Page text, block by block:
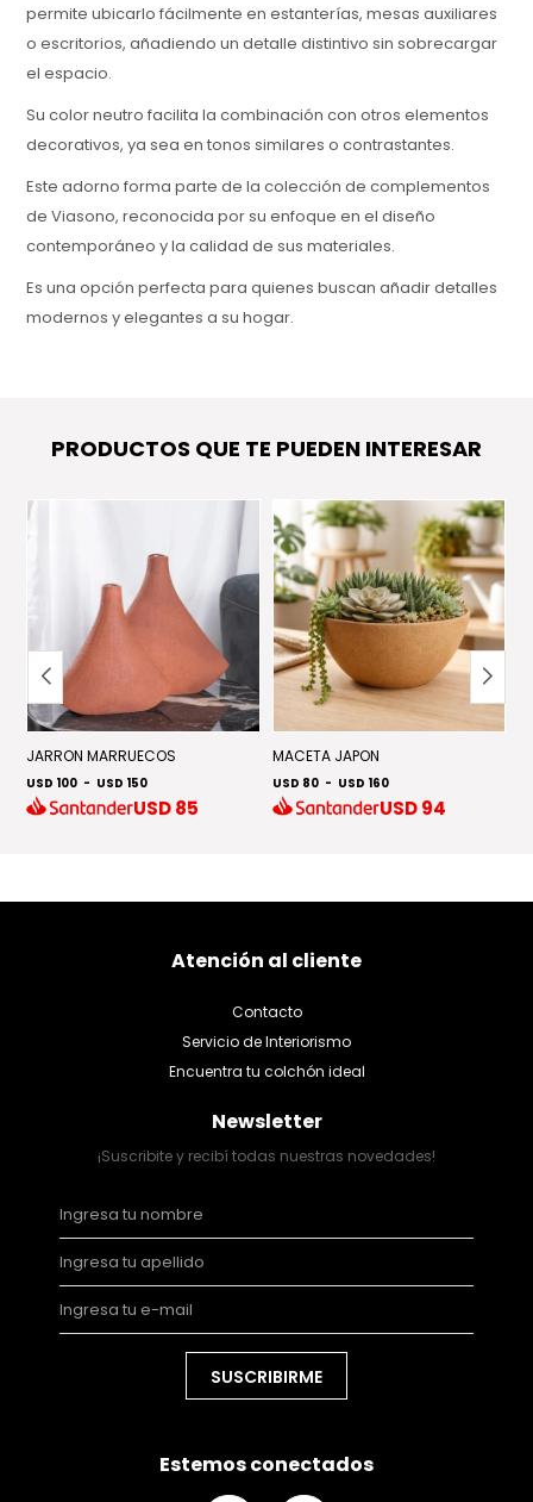
permite ubicarlo fácilmente en estanterías, mesas auxiliares
o escritorios, añadiendo un detalle distintivo sin sobrecargar
el espacio.
Su color neutro facilita la combinación con otros elementos
decorativos, ya sea en tonos similares o contrastantes.
Este adorno forma parte de la colección de complementos
de Viasono, reconocida por su enfoque en el diseño
contemporáneo y la calidad de sus materiales.
Es una opción perfecta para quienes buscan añadir detalles
modernos y elegantes a su hogar.
PRODUCTOS QUE TE PUEDEN INTERESAR
JARRON MARRUECOS
USD 100 - USD 150
USD85
MACETA JAPON
USD 80 - USD 160
USD94
Atención al cliente
Contacto
Servicio de Interiorismo
Encuentra tu colchón ideal
Newsletter
¡Suscribite y recibí todas nuestras novedades!
SUSCRIBIRME
Estemos conectados